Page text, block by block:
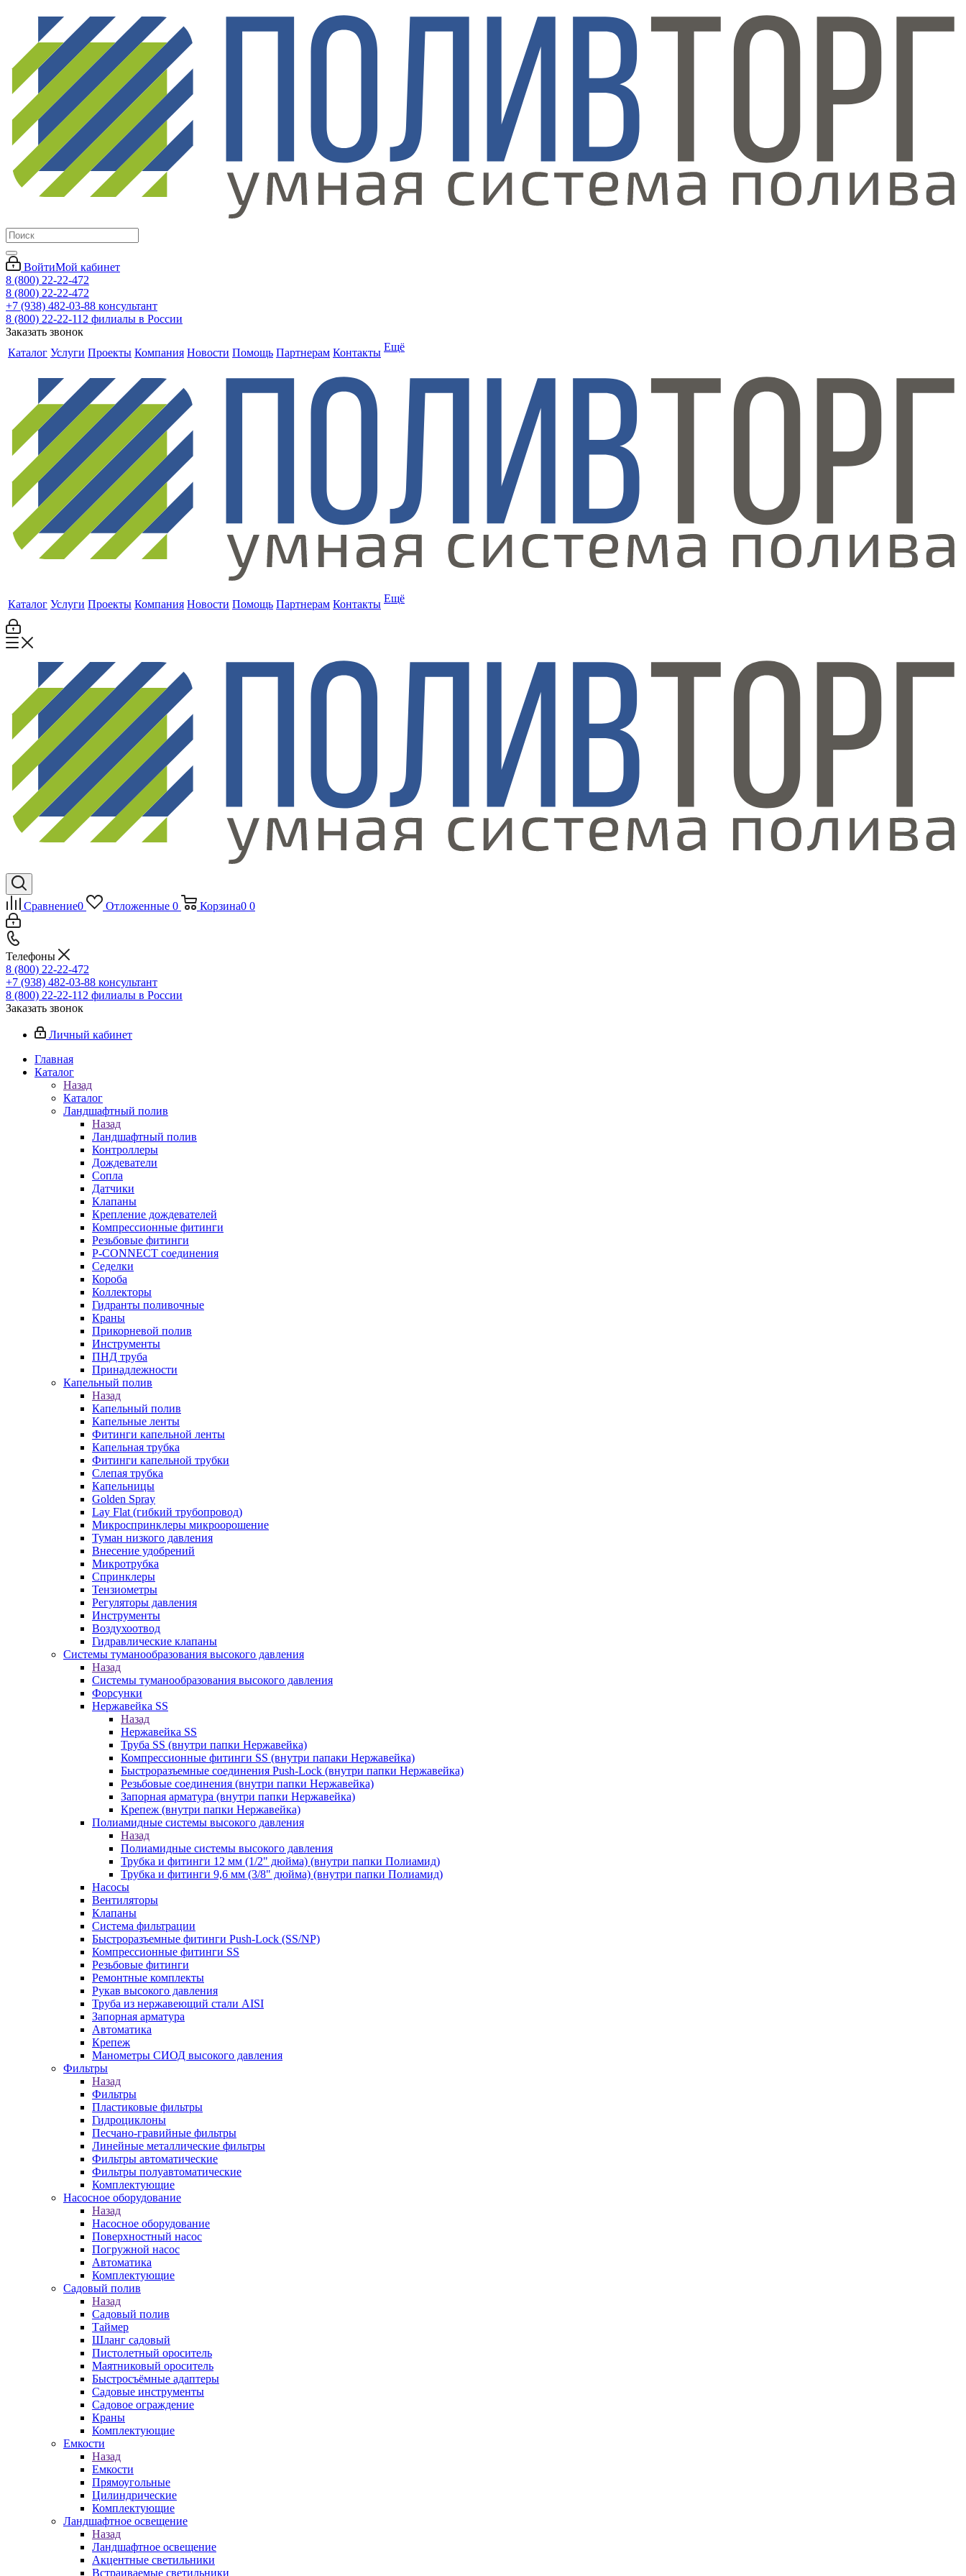
ВойтиМой кабинет
8 (800) 22-22-472
8 (800) 22-22-472
+7 (938) 482-03-88 консультант
8 (800) 22-22-112 филиалы в России
Заказать звонок
Каталог Услуги Проекты Компания Новости Помощь Партнерам Контакты Ещё
Каталог Услуги Проекты Компания Новости Помощь Партнерам Контакты Ещё
Сравнение0 Отложенные 0 Корзина0 0
Телефоны
8 (800) 22-22-472
+7 (938) 482-03-88 консультант
8 (800) 22-22-112 филиалы в России
Заказать звонок
Личный кабинет
Главная
Каталог
Назад
Каталог
Ландшафтный полив
Назад
Ландшафтный полив
Контроллеры
Дождеватели
Сопла
Датчики
Клапаны
Крепление дождевателей
Компрессионные фитинги
Резьбовые фитинги
P-CONNECT соединения
Седелки
Короба
Коллекторы
Гидранты поливочные
Краны
Прикорневой полив
Инструменты
ПНД труба
Принадлежности
Капельный полив
Назад
Капельный полив
Капельные ленты
Фитинги капельной ленты
Капельная трубка
Фитинги капельной трубки
Слепая трубка
Капельницы
Golden Spray
Lay Flat (гибкий трубопровод)
Микроспринклеры микроорошение
Туман низкого давления
Внесение удобрений
Микротрубка
Спринклеры
Тензиометры
Регуляторы давления
Инструменты
Воздухоотвод
Гидравлические клапаны
Системы туманообразования высокого давления
Назад
Системы туманообразования высокого давления
Форсунки
Нержавейка SS
Назад
Нержавейка SS
Труба SS (внутри папки Нержавейка)
Компрессионные фитинги SS (внутри папаки Нержавейка)
Быстроразъемные соединения Push-Lock (внутри папки Нержавейка)
Резьбовые соединения (внутри папки Нержавейка)
Запорная арматура (внутри папки Нержавейка)
Крепеж (внутри папки Нержавейка)
Полиамидные системы высокого давления
Назад
Полиамидные системы высокого давления
Трубка и фитинги 12 мм (1/2" дюйма) (внутри папки Полиамид)
Трубка и фитинги 9,6 мм (3/8" дюйма) (внутри папки Полиамид)
Насосы
Вентиляторы
Клапаны
Система фильтрации
Быстроразъемные фитинги Push-Lock (SS/NP)
Компрессионные фитинги SS
Резьбовые фитинги
Ремонтные комплекты
Рукав высокого давления
Труба из нержавеющий стали AISI
Запорная арматура
Автоматика
Крепеж
Манометры СИОД высокого давления
Фильтры
Назад
Фильтры
Пластиковые фильтры
Гидроциклоны
Песчано-гравийные фильтры
Линейные металлические фильтры
Фильтры автоматические
Фильтры полуавтоматические
Комплектующие
Насосное оборудование
Назад
Насосное оборудование
Поверхностный насос
Погружной насос
Автоматика
Комплектующие
Садовый полив
Назад
Садовый полив
Таймер
Шланг садовый
Пистолетный ороситель
Маятниковый ороситель
Быстросъёмные адаптеры
Садовые инструменты
Садовое ограждение
Краны
Комплектующие
Емкости
Назад
Емкости
Прямоугольные
Цилиндрические
Комплектующие
Ландшафтное освещение
Назад
Ландшафтное освещение
Акцентные светильники
Встраиваемые светильники